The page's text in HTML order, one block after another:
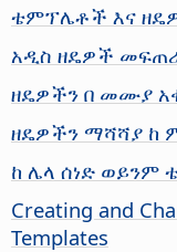
ቴምፕሌቶች እና
አዲስ ዘዴዎች
ዘዴዎችን በ መሙያ
ዘዴዎችን ማሻሻያ
ከ ሌላ ሰነድ
Creating and
Templates